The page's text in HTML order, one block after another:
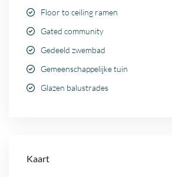
Floor to ceiling ramen
Gated community
Gedeeld zwembad
Gemeenschappelijke tuin
Glazen balustrades
Kaart